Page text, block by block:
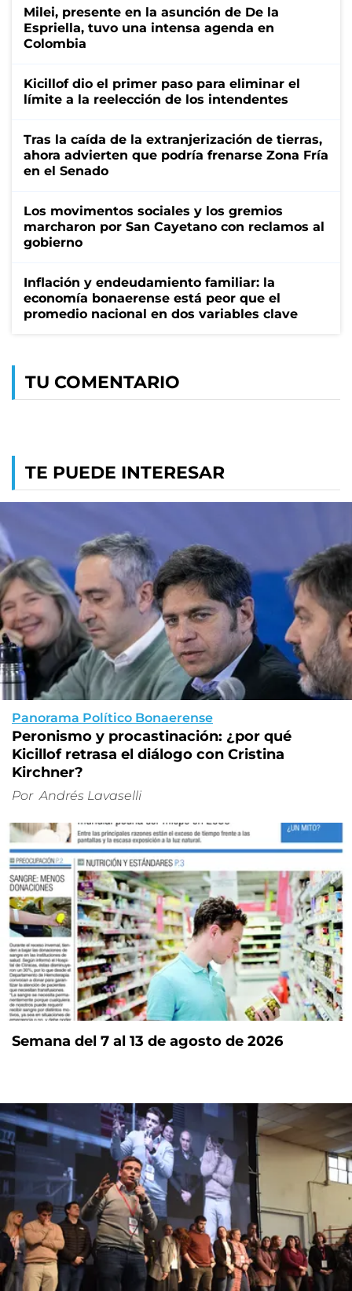
Milei, presente en la asunción de De la
Espriella, tuvo una intensa agenda en
Colombia
Kicillof dio el primer paso para eliminar el
límite a la reelección de los intendentes
Tras la caída de la extranjerización de tierras,
ahora advierten que podría frenarse Zona Fría
en el Senado
Los movimentos sociales y los gremios
marcharon por San Cayetano con reclamos al
gobierno
Inflación y endeudamiento familiar: la
economía bonaerense está peor que el
promedio nacional en dos variables clave
TU COMENTARIO
TE PUEDE INTERESAR
Panorama Político Bonaerense
Peronismo y procastinación: ¿por qué
Kicillof retrasa el diálogo con Cristina
Kirchner?
Por Andrés Lavaselli
Semana del 7 al 13 de agosto de 2026